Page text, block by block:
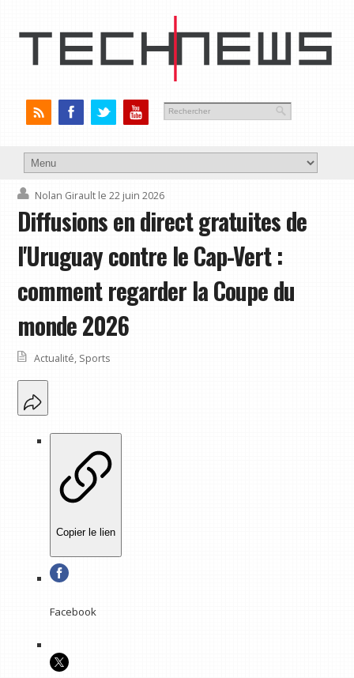
Nolan Girault le 22 juin 2026
Diffusions en direct gratuites de
l'Uruguay contre le Cap-Vert :
comment regarder la Coupe du
monde 2026
Actualité, Sports
Copier le lien
Facebook